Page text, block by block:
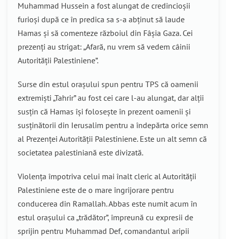
Muhammad Hussein a fost alungat de credincioșii
furioși după ce în predica sa s-a abținut să laude
Hamas și să comenteze războiul din Fâșia Gaza. Cei
prezenți au strigat: „Afară, nu vrem să vedem câinii
Autorității Palestiniene”.
Surse din estul orașului spun pentru TPS că oamenii
extremiști „Tahrir” au fost cei care l-au alungat, dar alții
susțin că Hamas își folosește în prezent oamenii și
susținătorii din Ierusalim pentru a îndepărta orice semn
al Prezenței Autorității Palestiniene. Este un alt semn că
societatea palestiniană este divizată.
Violența împotriva celui mai înalt cleric al Autorității
Palestiniene este de o mare îngrijorare pentru
conducerea din Ramallah. Abbas este numit acum în
estul orașului ca „trădător”, împreună cu expresii de
sprijin pentru Muhammad Def, comandantul aripii